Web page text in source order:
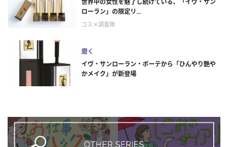
世界中の女性を魅了し続けている、「イヴ・サン
ローラン」の限定リ...
コスメ調査隊
磨く
イヴ・サンローラン・ボーテから「ひんやり艶や
かメイク」が新登場